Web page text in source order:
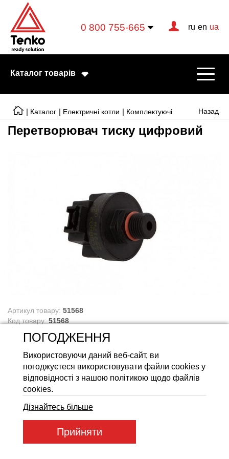
0 800 755-665 ru en ua
Каталог товарів
Тепловентилятори
Готові рішення
Акумуляторні батареї
Назад
| Каталог | Електричні котли | Комплектуючі
Перетворювач тиску цифровий
Артикул товару: 51568
Код товару:51568
875ГРН
Купити
ПОГОДЖЕННЯ
Використовуючи даний веб-сайт, ви
погоджуєтеся використовувати файли cookies у
відповідності з нашою політикою щодо файлів
cookies.
Дізнайтесь більше
Прийняти